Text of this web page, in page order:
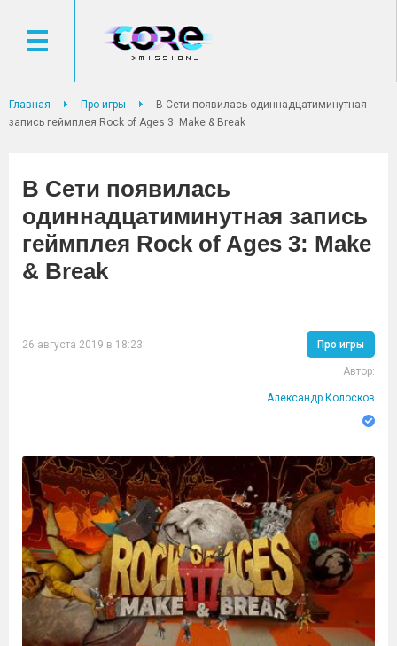
Главная Про игры
В Сети появилась одиннадцатиминутная
запись геймплея Rock of Ages 3: Make & Break
В Сети появилась
одиннадцатиминутная запись
геймплея Rock of Ages 3: Make
& Break
26 августа 2019 в 18:23 Про игры
Автор:
Александр Колосков